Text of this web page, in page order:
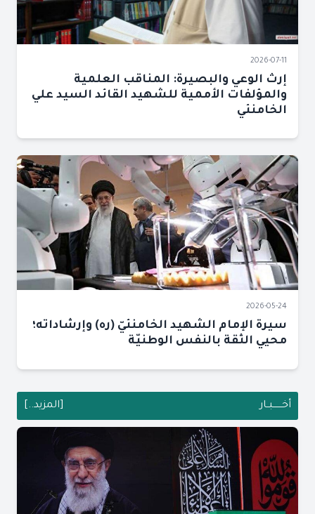
2026-07-11
إرث الوعي والبصيرة: المناقب العلمية
والمؤلفات الأممية للشهيد القائد السيد علي
الخامنئي
2026-05-24
سيرة الإمام الشهيد الخامنئيّ (ره) وإرشاداته؛
محيي الثقة بالنفس الوطنيّة
أخــــــبــار [المزيد..]